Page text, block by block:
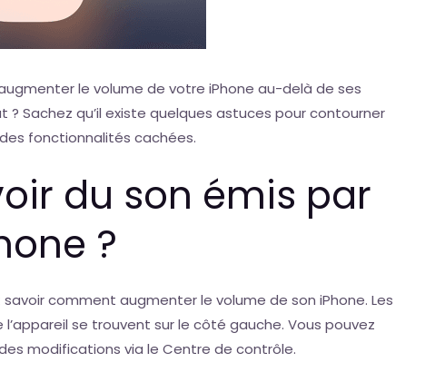
le volume de votre iPhone au-delà de ses
Sachez qu’il existe quelques astuces pour contourner
fonctionnalités cachées.
du son émis par
?
comment augmenter le volume de son iPhone. Les
se trouvent sur le côté gauche. Vous pouvez
modifications via le Centre de contrôle.